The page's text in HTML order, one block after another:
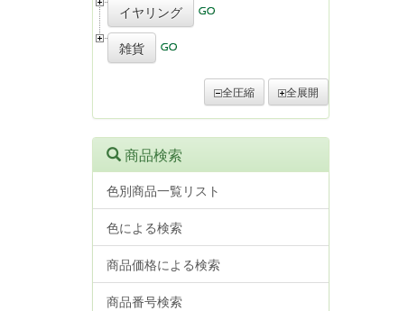
イヤリング
雑貨
全圧縮 全展開
商品検索
色別商品一覧リスト
色による検索
商品価格による検索
商品番号検索